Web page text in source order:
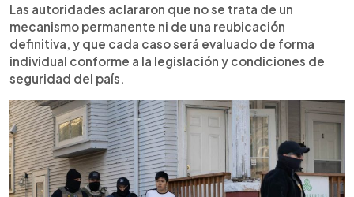
Organizaciones de derechos humanos han
manifestado preocupación por los posibles
riesgos que enfrentarían los migrantes bajo este
tipo de medidas.
Las autoridades aclararon que no se trata de un
mecanismo permanente ni de una reubicación
definitiva, y que cada caso será evaluado de forma
individual conforme a la legislación y condiciones de
seguridad del país.